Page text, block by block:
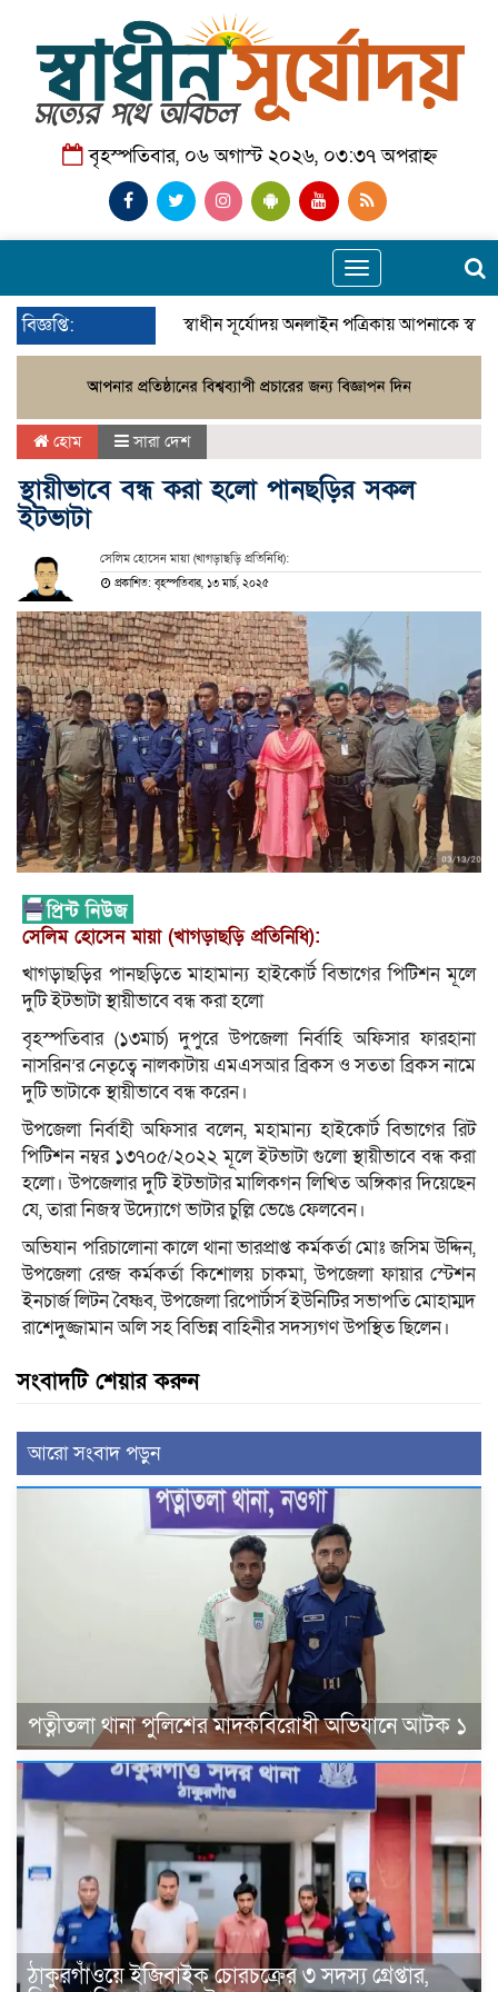
বৃহস্পতিবার, ০৬ অগাস্ট ২০২৬, ০৩:৩৭ অপরাহ্ন
Toggle
navigation
বিজ্ঞপ্তি: স্বাধীন সূর্যোদয় অনলাইন পত্রিকায় আপনাকে
হোম সারা দেশ
স্থায়ীভাবে বন্ধ করা হলো পানছড়ির সকল
ইটভাটা
সেলিম হোসেন মায়া (খাগড়াছড়ি প্রতিনিধি):
প্রকাশিত: বৃহস্পতিবার, ১৩ মার্চ, ২০২৫
সেলিম হোসেন মায়া (খাগড়াছড়ি প্রতিনিধি):
খাগড়াছড়ির পানছড়িতে মাহামান্য হাইকোর্ট বিভাগের পিটিশন মূলে
দুটি ইটভাটা স্থায়ীভাবে বন্ধ করা হলো
বৃহস্পতিবার (১৩মার্চ) দুপুরে উপজেলা নির্বাহি অফিসার ফারহানা
নাসরিন’র নেতৃত্বে নালকাটায় এমএসআর ব্রিকস ও সততা ব্রিকস নামে
দুটি ভাটাকে স্থায়ীভাবে বন্ধ করেন।
উপজেলা নির্বাহী অফিসার বলেন, মহামান্য হাইকোর্ট বিভাগের রিট
পিটিশন নম্বর ১৩৭০৫/২০২২ মূলে ইটভাটা গুলো স্থায়ীভাবে বন্ধ করা
হলো। উপজেলার দুটি ইটভাটার মালিকগন লিখিত অঙ্গিকার দিয়েছেন
যে, তারা নিজস্ব উদ্যোগে ভাটার চুল্লি ভেঙে ফেলবেন।
অভিযান পরিচালোনা কালে থানা ভারপ্রাপ্ত কর্মকর্তা মোঃ জসিম উদ্দিন,
উপজেলা রেন্জ কর্মকর্তা কিশোলয় চাকমা, উপজেলা ফায়ার স্টেশন
ইনচার্জ লিটন বৈষ্ণব, উপজেলা রিপোর্টার্স ইউনিটির সভাপতি মোহাম্মদ
রাশেদুজ্জামান অলি সহ বিভিন্ন বাহিনীর সদস্যগণ উপস্থিত ছিলেন।
সংবাদটি শেয়ার করুন
আরো সংবাদ পড়ুন
পত্নীতলা থানা পুলিশের মাদকবিরোধী অভিযানে আটক ১
ঠাকুরগাঁওয়ে ইজিবাইক চোরচক্রের ৩ সদস্য গ্রেপ্তার,